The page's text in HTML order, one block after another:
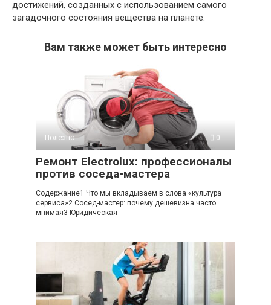
достижений, созданных с использованием самого
загадочного состояния вещества на планете.
Вам также может быть интересно
Полезно 0
Ремонт Electrolux: профессионалы
против соседа-мастера
Содержание1 Что мы вкладываем в слова «культура
сервиса»2 Сосед-мастер: почему дешевизна часто
мнимая3 Юридическая